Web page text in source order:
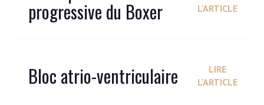
progressive du Boxer
L'ARTICLE
Bloc atrio-ventriculaire
LIRE
L'ARTICLE